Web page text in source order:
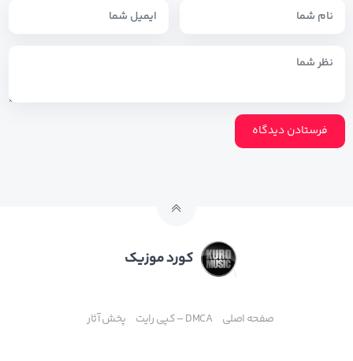
کورد موزیک
صفحه اصلی DMCA – کپی رایت پخش آثار